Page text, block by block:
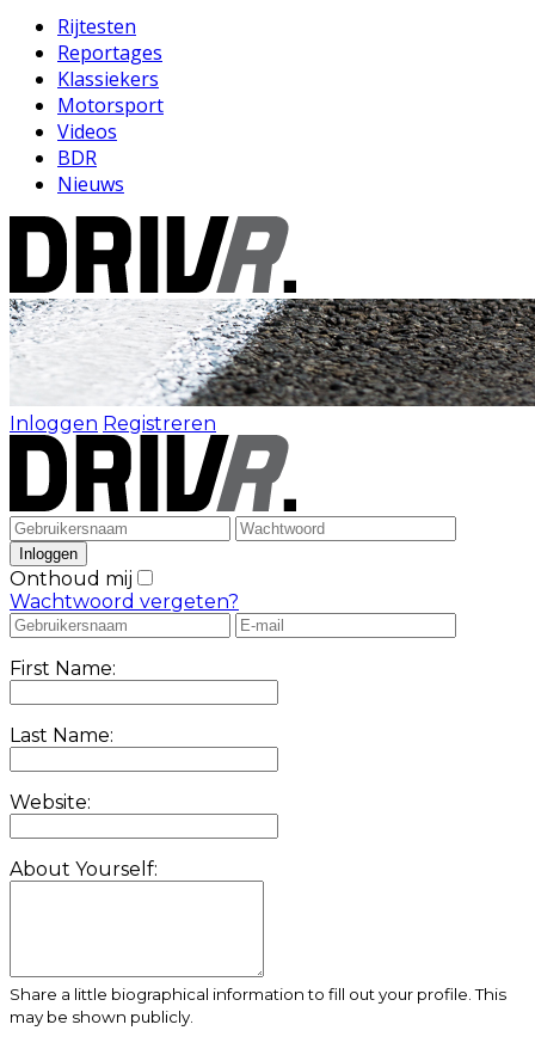
Rijtesten
Reportages
Klassiekers
Motorsport
Videos
BDR
Nieuws
Inloggen Registreren
Onthoud mij
Wachtwoord vergeten?
First Name:
Last Name:
Website:
About Yourself:
Share a little biographical information to fill out your profile. This
may be shown publicly.